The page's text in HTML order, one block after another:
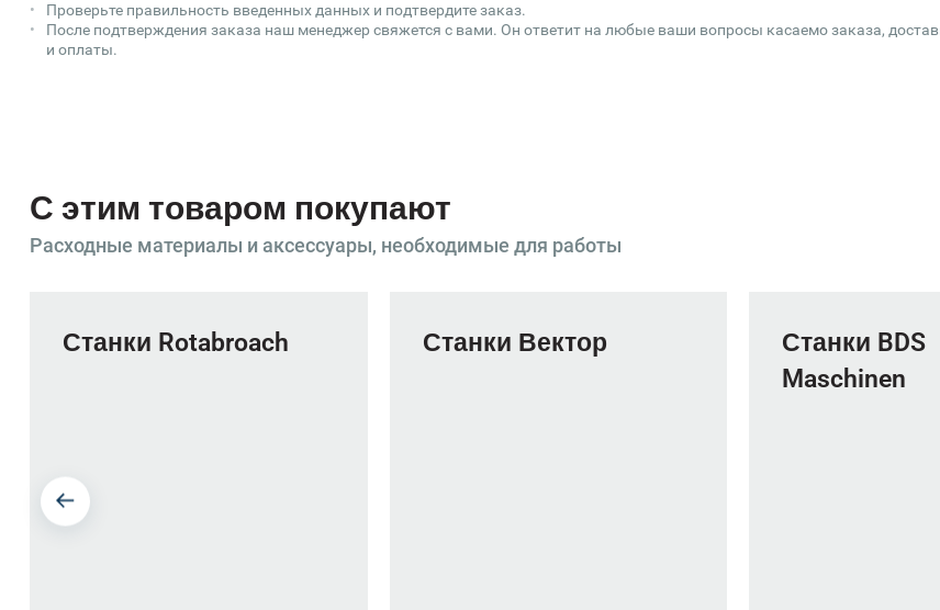
Проверьте правильность введенных данных и подтвердите заказ.
После подтверждения заказа наш менеджер свяжется с вами. Он ответит на любые ваши вопросы касаемо заказа,
и оплаты.
С этим товаром покупают
Расходные материалы и аксессуары, необходимые для работы
Станки Rotabroach Станки Вектор
Станки BDS
Maschinen